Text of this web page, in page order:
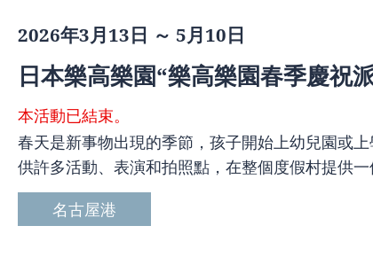
2026年3月13日 ～ 5月10日
日本樂高樂園“樂高樂園春季慶祝
本活動已結束。
春天是新事物出現的季節，孩子開始上幼兒園或
供許多活動、表演和拍照點，在整個度假村提供
名古屋港